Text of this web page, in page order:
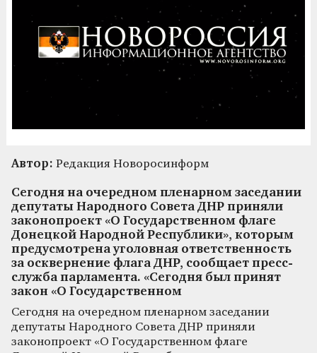
Автор: Редакция Новоросинформ
Сегодня на очередном пленарном заседании
депутаты Народного Совета ДНР приняли
законопроект «О Государственном флаге
Донецкой Народной Республики», которым
предусмотрена уголовная ответственность
за осквернение флага ДНР, сообщает пресс-
служба парламента. «Сегодня был принят
закон «О Государственном
Сегодня на очередном пленарном заседании
депутаты Народного Совета ДНР приняли
законопроект «О Государственном флаге